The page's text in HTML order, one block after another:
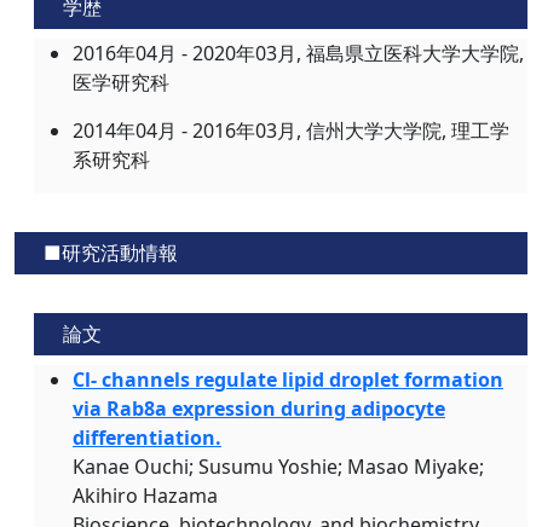
学歴
2016年04月 - 2020年03月, 福島県立医科大学大学院,
医学研究科
2014年04月 - 2016年03月, 信州大学大学院, 理工学
系研究科
■研究活動情報
論文
Cl- channels regulate lipid droplet formation
via Rab8a expression during adipocyte
differentiation.
Kanae Ouchi; Susumu Yoshie; Masao Miyake;
Akihiro Hazama